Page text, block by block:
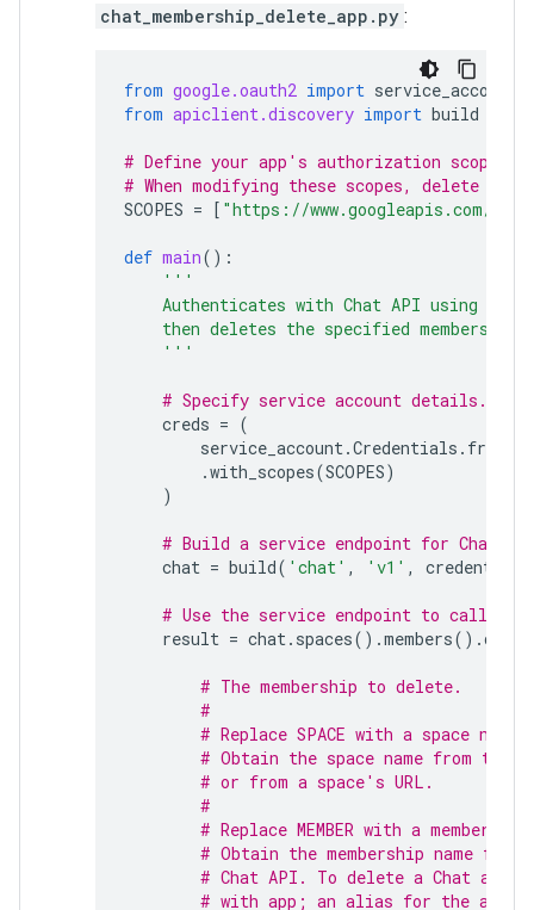
chat_membership_delete_app.py :
from google.oauth2 import service_account
from apiclient.discovery import build
# Define your app's authorization scopes.
# When modifying these scopes, delete
SCOPES = [ "https://www.googleapis.com/
def main():
'''
Authenticates with Chat API using app
    then deletes the specified membership.
    '''
# Specify service account details.
creds = (
service_account.Credentials .
.with_scopes(SCOPES)
)
# Build a service endpoint for Chat
chat = build( 'chat' , 'v1' , credentials
# Use the service endpoint to call
result = chat. spaces() .members() .
# The membership to delete.
#
# Replace SPACE with a space name.
# Obtain the space name from the
# or from a space's URL.
#
# Replace MEMBER with a
# Obtain the membership name
# Chat API. To delete a Chat app's
# with app; an alias for the app